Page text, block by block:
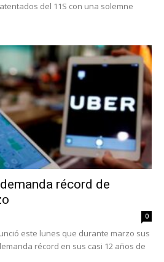
del 11S con una solemne
récord de
0
este lunes que durante marzo sus
récord en sus casi 12 años de